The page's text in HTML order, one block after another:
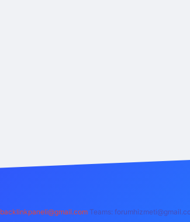
backlinkpaneli@gmail.com Teams: